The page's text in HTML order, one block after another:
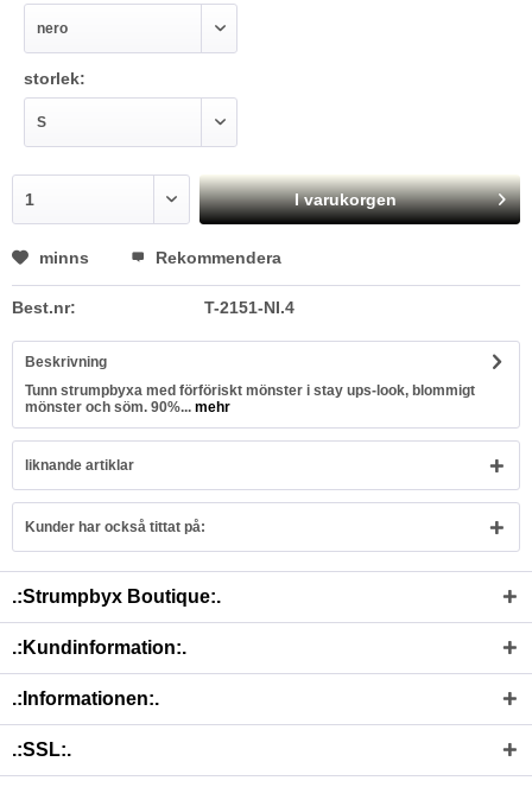
storlek:
I varukorgen
minns Rekommendera
Best.nr: T-2151-NI.4
Beskrivning
Tunn strumpbyxa med förföriskt mönster i stay ups-look, blommigt
mönster och söm. 90%... mehr
liknande artiklar
Kunder har också tittat på:
.:Strumpbyx Boutique:.
.:Kundinformation:.
.:Informationen:.
.:SSL:.